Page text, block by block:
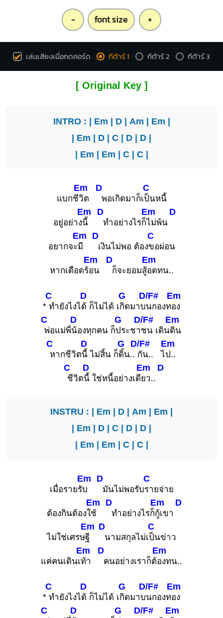
- font size +
เล่นเสียงเมื่อกดคอร์ด กีต้าร์ 1 กีต้าร์ 2 กีต้าร์ 3
[ Original Key ]
INTRO : | Em | D| Am | Em |
| Em | D | C | D | D |
| Em | Em | C| C|
แบกชี
Em
วิต
D
พอเกิดมาก็เ
C
ป็นหนี้
อยู่อย่าง
Em
นี้
D
ทำอย่างไรก็
Em
ไม่พ้น
D
อยากจะ
Em
มี
D
เงินไม่พอ ต้อง
C
ขอผ่อน
หากเดือดร้
Em
อน
D
ก็จะยอมสู้
Em
อดทน..
*
C
ทำยังไงไ
D
ด้ ก็ไม่ได้ เ
G
กิดมาบ
D/F#
นกองท
Em
อง
C
พ่อแม่พี่
D
น้องทุกคน ก็
G
ประชา
D/F#
ชน เดิน
Em
ดิน
C
หากชีวิต
D
นี้ ไม่สิ้น ก็
G
ดิ้น..
D/F#
กัน.. ไ
Em
ป..
C
ชีวิต
D
นี้ ใช่หนี้อย่างเดี
Em
ยว..
D
INSTRU : | Em | D | Am | Em |
| Em | D | C | D | D |
| Em | Em | C| C|
เมื่อรายรั
Em
บ
D
มันไม่พอรับ
C
รายจ่าย
ต้องกินต้องใ
Em
ช้
D
ทำอย่างไรก็
Em
กู้เขา
D
ไม่ใช่เศรษ
Em
ฐี
D
นามสกุลไม่เ
C
ป็นข่าว
แค่คนเดินเ
Em
ท้า
D
คนอย่างเราก็ต้
Em
องทน..
*
C
ทำยังไงไ
D
ด้ ก็ไม่ได้ เ
G
กิดมาบ
D/F#
นกองท
Em
อง
C D G D/F# Em